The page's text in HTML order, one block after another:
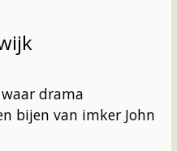
drama
bijen van imker John